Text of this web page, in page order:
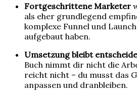
Fortgeschrittene Marketer
als eher grundlegend
komplexe Funnel und
aufgebaut haben.
Umsetzung bleibt
Buch nimmt dir nicht die
reicht nicht – du musst das
anpassen und dranbleiben.